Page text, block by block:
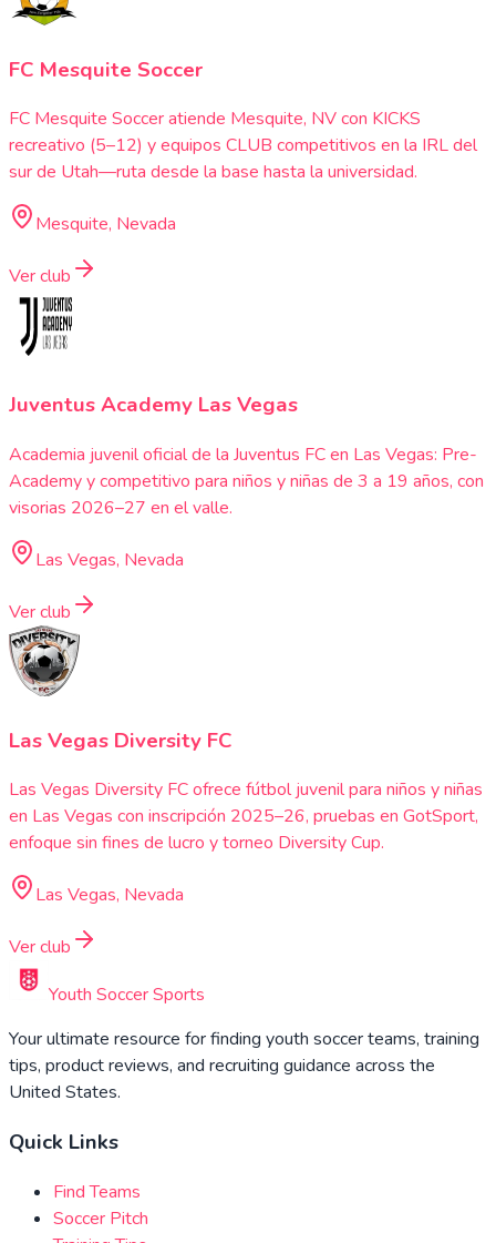
FC Mesquite Soccer
FC Mesquite Soccer atiende Mesquite, NV con KICKS
recreativo (5–12) y equipos CLUB competitivos en la IRL del
sur de Utah—ruta desde la base hasta la universidad.
Mesquite, Nevada
Ver club
Juventus Academy Las Vegas
Academia juvenil oficial de la Juventus FC en Las Vegas: Pre-
Academy y competitivo para niños y niñas de 3 a 19 años, con
visorias 2026–27 en el valle.
Las Vegas, Nevada
Ver club
Las Vegas Diversity FC
Las Vegas Diversity FC ofrece fútbol juvenil para niños y niñas
en Las Vegas con inscripción 2025–26, pruebas en GotSport,
enfoque sin fines de lucro y torneo Diversity Cup.
Las Vegas, Nevada
Ver club
Youth Soccer Sports
Your ultimate resource for finding youth soccer teams, training
tips, product reviews, and recruiting guidance across the
United States.
Quick Links
Find Teams
Soccer Pitch